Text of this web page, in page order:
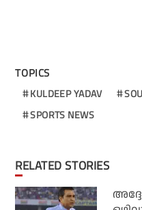
TOPICS
KULDEEP YADAV
SPORTS NEWS
RELATED STORIES